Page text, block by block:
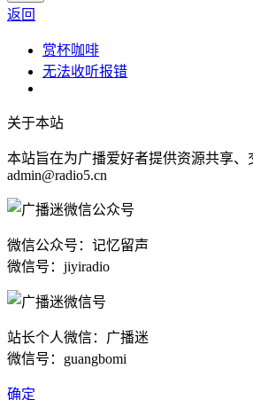
返回
赏杯咖啡
无法收听报错
关于本站
本站旨在为广播爱好者提供资源共享
admin@radio5.cn
微信公众号：记忆留声
微信号：jiyiradio
站长个人微信：广播迷
微信号：guangbomi
确定